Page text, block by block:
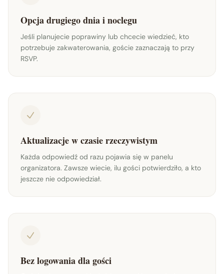
Opcja drugiego dnia i noclegu
Jeśli planujecie poprawiny lub chcecie wiedzieć, kto
potrzebuje zakwaterowania, goście zaznaczają to przy
RSVP.
Aktualizacje w czasie rzeczywistym
Każda odpowiedź od razu pojawia się w panelu
organizatora. Zawsze wiecie, ilu gości potwierdziło, a kto
jeszcze nie odpowiedział.
Bez logowania dla gości